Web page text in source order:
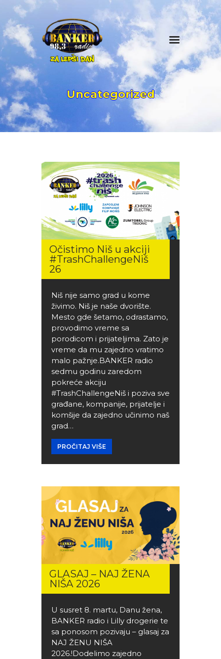
Uncategorized
BANKER PROMO
PRODUKCIJA
CENOVNIK
KONTAKT
O NAMA
Očistimo Niš u akciji
#TrashChallengeNiš
26
Niš nije samo grad u kome
živimo. Niš je naše dvorište.
Mesto gde šetamo, odrastamo,
provodimo vreme sa
porodicom i prijateljima. Zato je
vreme da mu zajedno vratimo
malo pažnje.BANKER radio
sedmu godinu zaredom
pokreće akciju
#TrashChallengeNiš i poziva sve
građane, kompanije, prijatelje i
komšije da zajedno učinimo naš
grad…
PROČITAJ VIŠE
GLASAJ – NAJ ŽENA
NIŠA 2026
U susret 8. martu, Danu žena,
BANKER radio i Lilly drogerie te
sa ponosom pozivaju – glasaj za
NAJ ŽENU NIŠA
2026.!Dodelimo zajedno